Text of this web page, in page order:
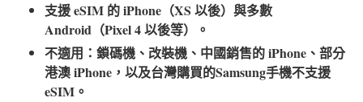
支援 eSIM 的 iPhone（XS 以後）與多數
Android（Pixel 4 以後等）。
不適用：鎖碼機、改裝機、中國銷售的 iPhone、部分
港澳 iPhone，以及台灣購買的Samsung手機不支援
eSIM。